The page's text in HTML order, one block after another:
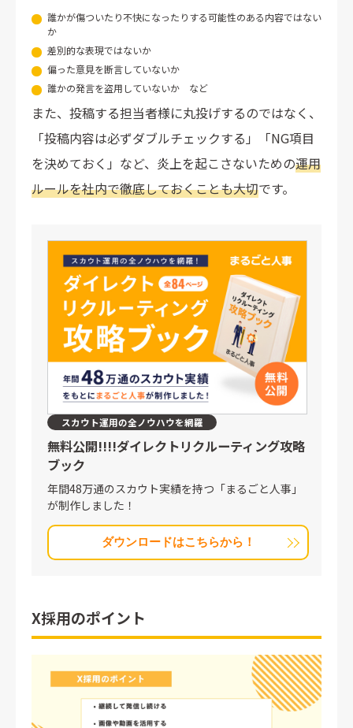
誰かが傷ついたり不快になったりする可能性のある内容ではない
か
差別的な表現ではないか
偏った意見を断言していないか
誰かの発言を盗用していないか など
また、投稿する担当者様に丸投げするのではなく、
「投稿内容は必ずダブルチェックする」「NG項目
を決めておく」など、炎上を起こさないための運用
ルールを社内で徹底しておくことも大切です。
スカウト運用の全ノウハウを網羅
無料公開!!!!ダイレクトリクルーティング攻略
ブック
年間48万通のスカウト実績を持つ「まるごと人事」
が制作しました！
ダウンロードはこちらから！
X採用のポイント